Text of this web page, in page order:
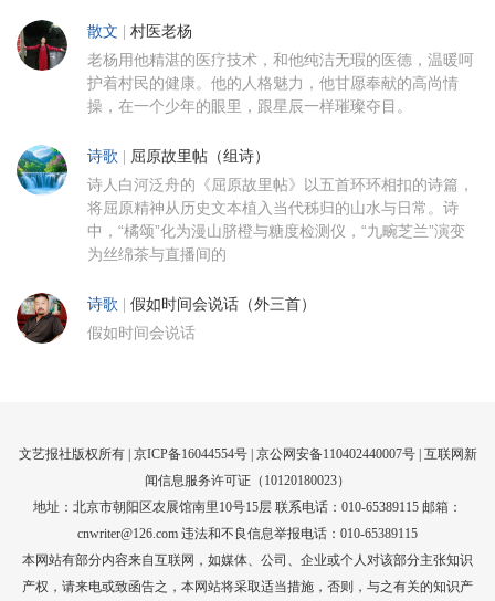
散文 村医老杨
老杨用他精湛的医疗技术，和他纯洁无瑕的医德，温暖呵
护着村民的健康。他的人格魅力，他甘愿奉献的高尚情
操，在一个少年的眼里，跟星辰一样璀璨夺目。
诗歌 屈原故里帖（组诗）
诗人白河泛舟的《屈原故里帖》以五首环环相扣的诗篇，
将屈原精神从历史文本植入当代秭归的山水与日常。诗
中，“橘颂”化为漫山脐橙与糖度检测仪，“九畹芝兰”演变
为丝绵茶与直播间的
诗歌 假如时间会说话（外三首）
假如时间会说话
文艺报社版权所有 | 京ICP备16044554号| 京公网安备110402440007号 | 互联网新
闻信息服务许可证（10120180023）
地址：北京市朝阳区农展馆南里10号15层 联系电话：010-65389115 邮箱：
cnwriter@126.com 违法和不良信息举报电话：010-65389115
本网站有部分内容来自互联网，如媒体、公司、企业或个人对该部分主张知识
产权，请来电或致函告之，本网站将采取适当措施，否则，与之有关的知识产